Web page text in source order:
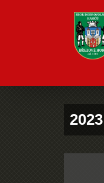
2023